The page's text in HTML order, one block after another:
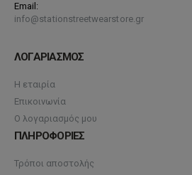
Email:
info@stationstreetwearstore.gr
ΛΟΓΑΡΙΑΣΜΟΣ
Η εταιρία
Επικοινωνία
Ο λογαριασμός μου
ΠΛΗΡΟΦΟΡΙΕΣ
Τρόποι αποστολής